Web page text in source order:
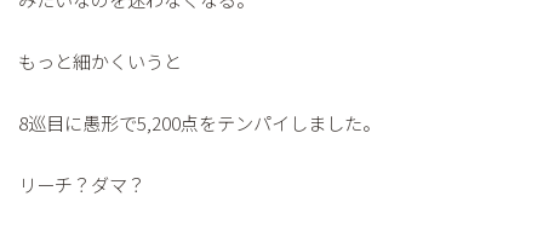
もっと細かくいうと
8巡目に愚形で5,200点をテンパイしました。
リーチ？ダマ？